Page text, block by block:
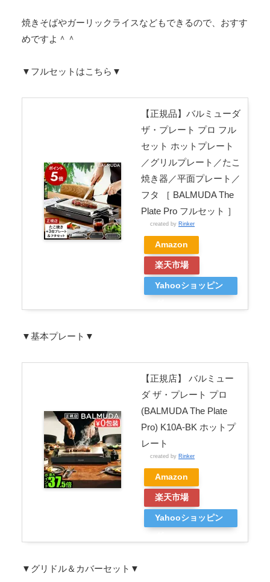
焼きそばやガーリックライスなどもできるので、おすす
めですよ＾＾
▼フルセットはこちら▼
【正規品】バルミューダ
ザ・プレート プロ フル
セット ホットプレート
／グリルプレート／たこ
焼き器／平面プレート／
フタ ［ BALMUDA The
Plate Pro フルセット ］
created by Rinker
Amazon
楽天市場
Yahooショッピン
▼基本プレート▼
【正規店】 バルミュー
ダ ザ・プレート プロ
(BALMUDA The Plate
Pro) K10A-BK ホットプ
レート
created by Rinker
Amazon
楽天市場
Yahooショッピン
▼グリドル＆カバーセット▼